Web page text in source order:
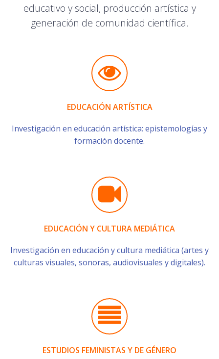
educativo y social, producción artística y
generación de comunidad científica.
EDUCACIÓN ARTÍSTICA
Investigación en educación artística: epistemologías y
formación docente.
EDUCACIÓN Y CULTURA MEDIÁTICA
Investigación en educación y cultura mediática (artes y
culturas visuales, sonoras, audiovisuales y digitales).
ESTUDIOS FEMINISTAS Y DE GÉNERO